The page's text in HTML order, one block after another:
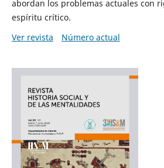
abordan los problemas actuales con
espíritu crítico.
Ver revista
Número actual